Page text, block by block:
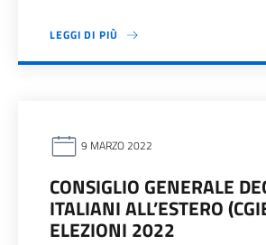
LEGGI DI PIÙ
9 MARZO 2022
CONSIGLIO GENERALE
ITALIANI ALL’ESTERO
ELEZIONI 2022